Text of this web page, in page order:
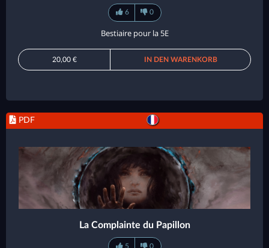
6 0
Bestiaire pour la 5E
20,00 € IN DEN WARENKORB
PDF
La Complainte du Papillon
5 0